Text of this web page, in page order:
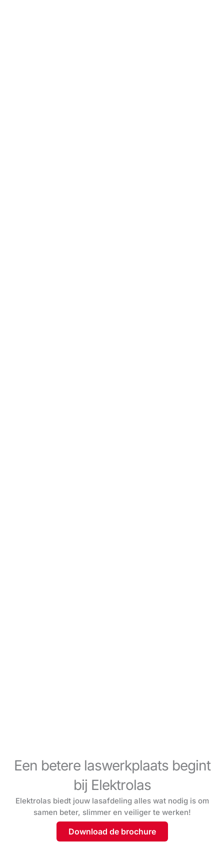
Een betere laswerkplaats begint
bij Elektrolas
Elektrolas biedt jouw lasafdeling alles wat nodig is om
samen beter, slimmer en veiliger te werken!
Download de brochure